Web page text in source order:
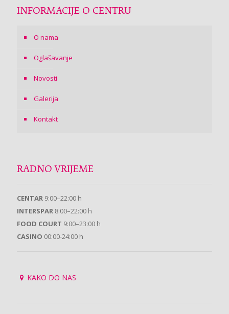
INFORMACIJE O CENTRU
O nama
Oglašavanje
Novosti
Galerija
Kontakt
RADNO VRIJEME
CENTAR 9:00–22:00 h
INTERSPAR 8:00–22:00 h
FOOD COURT 9:00–23:00 h
CASINO 00:00-24:00 h
KAKO DO NAS